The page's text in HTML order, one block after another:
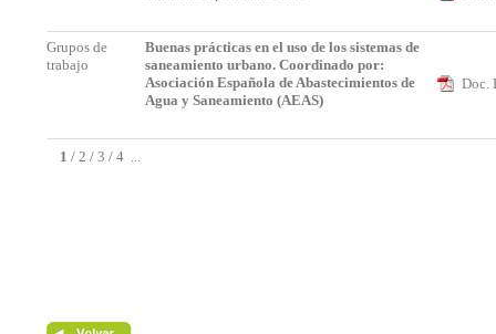
Grupos de
trabajo
Buenas prácticas en el uso de los sistemas de
saneamiento urbano. Coordinado por:
Asociación Española de Abastecimientos de
Agua y Saneamiento (AEAS)
Doc.
1 / 2 / 3 / 4 ...